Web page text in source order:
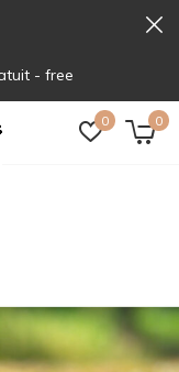
0 0
- free